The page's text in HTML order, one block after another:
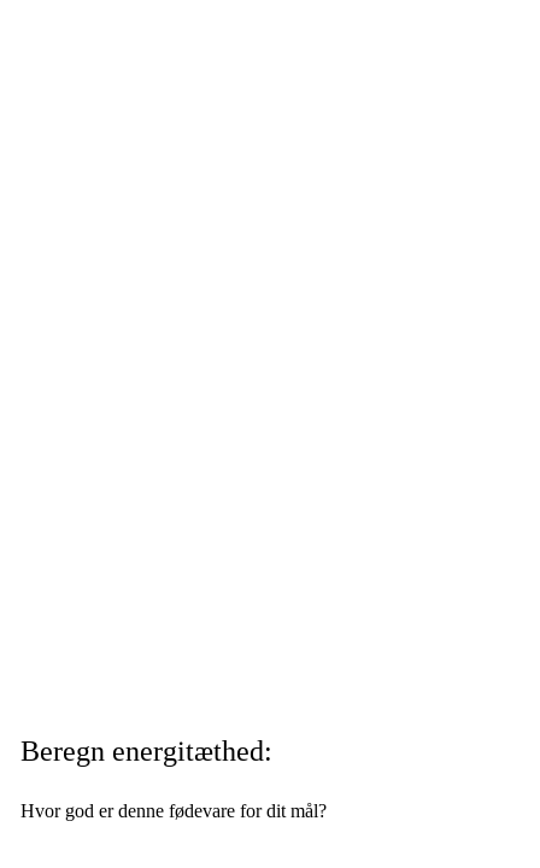
Beregn energitæthed:
Hvor god er denne fødevare for dit mål?